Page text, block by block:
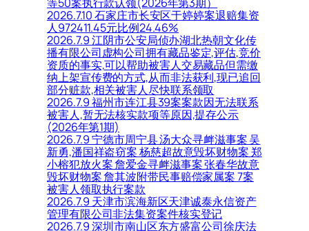
2026.7.10 石家庄市长安区于婷婷案退赔集资
人972411.45元比例24.46%
2026.7.9 江阴市公安局侦办湖北热朝文化传
播有限公司虚构公司拥有藏品鉴定,评估,竞价
资质的事实,可以帮助被害人交易藏品但需缴
纳上架宣传费的方式,从而非法获利,现已追回
部分赃款,相关被害人尽快联系领取
2026.7.9 福州市连江县39案案款因无法联系
被害人,暂无法核实款项等原因,提存公示
(2026年第1期)
2026.7.9 宁德市周宁县 汤大众寻衅滋事案 吴
新勇,潘国祥盗窃案 杨慈超故意毁坏财物案 郑
小榕犯放火案 詹爱金寻衅滋事案 张春华故意
毁坏财物案 詹其波附带民事赔偿家属案 7案
被害人领取执行案款
2026.7.9 天津市滨海新区天津诚泰永信资产
管理有限公司非法集资案件核实登记
2026.7.9 深圳市南山区东方盛富公司徐庆法